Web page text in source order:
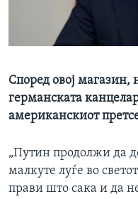
ИНТЕРВЈУА
Јазици
Според овој магазин,
германската
американскиот
„Путин продолжи да
малкуте луѓе во
прави што сака и да